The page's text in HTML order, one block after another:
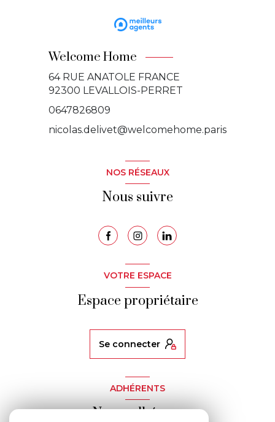
Welcome Home
64 RUE ANATOLE FRANCE
92300 LEVALLOIS-PERRET
0647826809
nicolas.delivet@welcomehome.paris
NOS RÉSEAUX
Nous suivre
VOTRE ESPACE
Espace propriétaire
se connecter
ADHÉRENTS
Nous adhérons